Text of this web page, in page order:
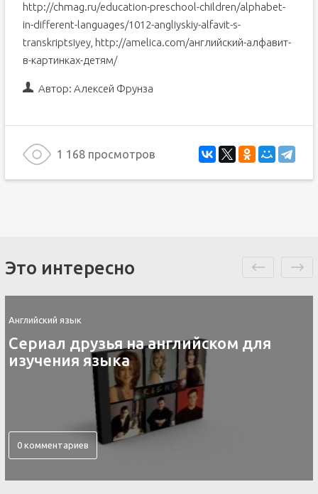
http://chmag.ru/education-preschool-children/alphabet-
in-different-languages/1012-angliyskiy-alfavit-s-
transkriptsiyey, http://amelica.com/английский-алфавит-
в-картинках-детям/
Автор: Алексей Фрунза
1 168 просмотров
Это интересно
Английский язык
Контакты скайп для изучения
английского языка
0 комментариев